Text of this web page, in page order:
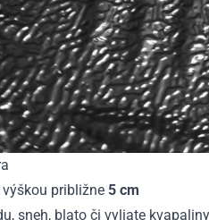
približne 5 cm
sneh, blato či vyliate kvapaliny